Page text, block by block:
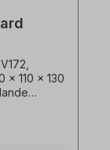
x 110 x 130